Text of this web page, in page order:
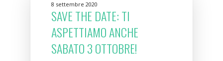
8 settembre 2020
SAVE THE DATE: TI
ASPETTIAMO ANCHE
SABATO 3 OTTOBRE!